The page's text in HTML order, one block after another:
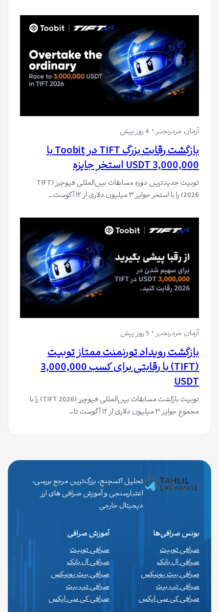
آرمان خردرنجبر 4 روز پیش
بازگشت رقابت بزرگ TIFT در Toobit با
3,000,000 USDT استخر جایزه
توبیت جدیدترین دوره مسابقات بین‌المللی فیوچرز (TIFT
2026) را با استخر جوایز ۳ میلیون دلاری از ۱۲ آگوست…
آرمان خردرنجبر 5 روز پیش
بازگشت رویداد تورنمنت ممتاز تو‌بیت
(TIFT) با رقابتی برای کسب 3,000,000
USDT
توبیت بازگشت مسابقات بین‌المللی فیوچرز (TIFT 2026) را با
مجموع جوایز ۳ میلیون دلاری از ۱۲ آگوست تا…
تحلیل اکسچنج، بزرگ‌ترین مرجع بررسی،
اعتبارسنجی و آموزش صرافی های ارز
دیجیتال خارجی
بونس صرافی‌ها
صرافی توبیت
صرافی ال بانک
صرافی بیت یونیکس
صرافی تپ بیت
صرافی کی سی ایکس
آموزش صرافی
صرافی توبیت
صرافی ال بانک
صرافی بیت یونیکس
صرافی تپ بیت
صرافی کی سی ایکس